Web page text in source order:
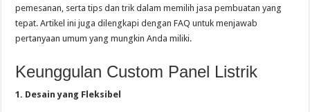
pemesanan, serta tips dan trik dalam memilih jasa pembuatan yang
tepat. Artikel ini juga dilengkapi dengan FAQ untuk menjawab
pertanyaan umum yang mungkin Anda miliki.
Keunggulan Custom Panel Listrik
1. Desain yang Fleksibel